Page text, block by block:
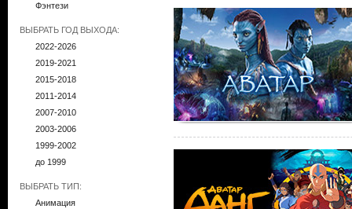
Фэнтези
ВЫБРАТЬ ГОД ВЫХОДА:
2022-2026
2019-2021
2015-2018
2011-2014
2007-2010
2003-2006
1999-2002
до 1999
ВЫБРАТЬ ТИП:
Анимация